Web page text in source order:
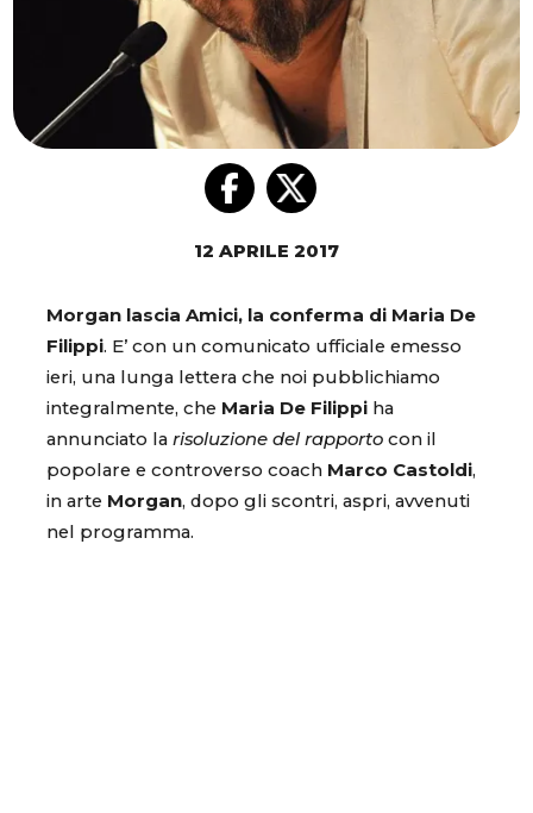
12 APRILE 2017
Morgan lascia Amici, la conferma di Maria De
Filippi. E’ con un comunicato ufficiale emesso
ieri, una lunga lettera che noi pubblichiamo
integralmente, che Maria De Filippi ha
annunciato la risoluzione del rapporto con il
popolare e controverso coach Marco Castoldi,
in arte Morgan, dopo gli scontri, aspri, avvenuti
nel programma.